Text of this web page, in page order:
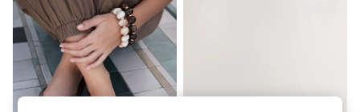
Shorts
Joggers
adidas
Nike
All Girls Schoolwear
Shoes
Dresses